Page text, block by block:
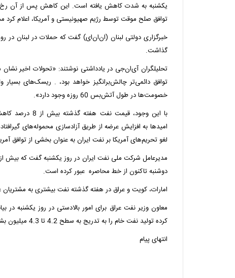
یکشنبه به شدت کاهش یافته است. این کاهش پس از آن رخ
توافق صلح موقت توسط رژیم صهیونیستی و آمریکا، اعلام کرد
گذاشت.
تحلیلگران آی‌ان‌جی در یادداشتی نوشتند: «تحولات اخیر
توافق دائمی‌تر چالش‌برانگیز خواهد بود، . ریسک‌های
خصومت‌ها در طول آتش‌بس 60 روزه وجود دارد».
با این وجود، قیمت‌
امیدها به افزایش عرضه از طریق آزادسازی محموله‌های
لغو تحریم‌های آمریکا بر نفت ایران به عنوان بخشی از توافق
دوشنبه تاکنون از خط محاصره عبور کرده است.
امارات، کویت و عراق در هفته گذشته نفت بیشتری به مشتریان
معاون وزیر نفت عراق برای امور بالادستی در روز یکشنبه در
کرده تولید نفت خام را به تدریج به سطح 4.2 تا 4.3 میلیون بشکه در روز بازگرداند.
انتهای پیام